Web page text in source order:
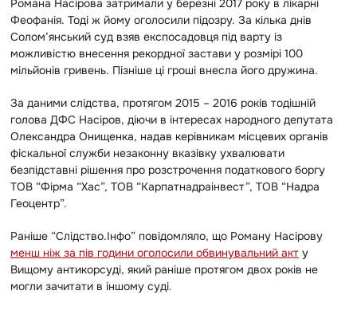
Романа Насірова затримали у березні 2017 року в лікарні
Феофанія. Тоді ж йому оголосили підозру. За кілька днів
Солом’янський суд взяв експосадовця під варту із
можливістю внесення рекордної застави у розмірі 100
мільйонів гривень. Пізніше ці гроші внесла його дружина.
За даними слідства, протягом 2015 – 2016 років тодішній
голова ДФС Насіров, діючи в інтересах народного депутата
Олександра Онищенка, надав керівникам місцевих органів
фіскальної служби незаконну вказівку ухвалювати
безпідставні рішення про розстрочення податкового боргу
ТОВ “Фірма “Хас”, ТОВ “Карпатнадраінвест”, ТОВ “Надра
Геоцентр”.
Раніше “Слідство.Інфо” повідомляло, що Роману Насірову
менш ніж за пів години оголосили обвинувальний акт у
Вищому антикорсуді, який раніше протягом двох років не
могли зачитати в іншому суді.